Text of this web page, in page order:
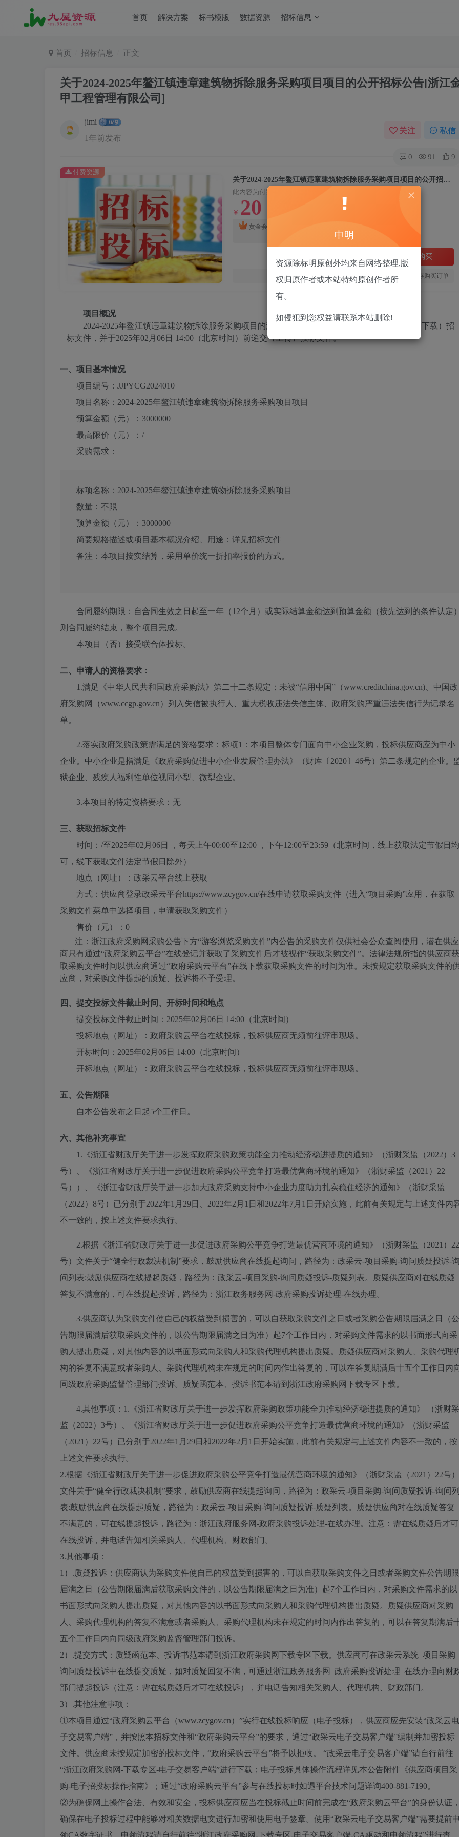
首页 解决方案 标书模版 数据资源 招标信息
首页 招标信息 正文
关于2024-2025年鳌江镇违章建筑物拆除服务采购项目项目的公开招标公告[浙江
甲工程管理有限公司]
jimi
1年前发布
关注 私信
0 91 9
关于2024-2025年鳌江镇违章建筑物拆除服务采购项目项目的公开招标公告[浙江金甲工程管理有限公司]
此内容为付费资源，请付费后查看
￥ 20
黄金会员
立即购买
您当前未登录！建议登陆后购买，可保存购买订单
付费资源
项目概况
2024-2025年鳌江镇违章建筑物拆除服务采购项目 的潜在投标人应在
获取（下载）招
标文件，并于2025年02月06日 14:00 （北京时间）前递交（上传）投标文件。
一、项目基本情况
项目编号： JJPYCG2024010
项目名称： 2024-2025年鳌江镇违章建筑物拆除服务采购项目项目
预算金额（元）： 3000000
最高限价（元）： /
采购需求：
标项名称： 2024-2025年鳌江镇违章建筑物拆除服务采购项目
数量： 不限
预算金额（元）： 3000000
简要规格描述或项目基本概况介绍、用途： 详见招标文件
备注：本项目按实结算，采用单价统一折扣率报价的方式。
合同履约期限：自合同生效之日起至一年（12个月）或实际结算金额达到预算金额（按先达到的条件认定）
则合同履约结束，整个项目完成。
本项目（否）接受联合体投标。
二、申请人的资格要求：
1.满足《中华人民共和国政府采购法》第二十二条规定；未被“信用中国”（www.creditchina.gov.cn)、中国政
府采购网（www.ccgp.gov.cn）列入失信被执行人、重大税收违法失信主体、政府采购严重违法失信行为记录名
单。
2.落实政府采购政策需满足的资格要求： 标项1：本项目整体专门面向中小企业采购，投标供应商应为中小
企业。中小企业是指满足《政府采购促进中小企业发展管理办法》（财库〔2020〕46号）第二条规定的企业。
狱企业、残疾人福利性单位视同小型、微型企业。
3.本项目的特定资格要求： 无
三、获取招标文件
时间： /至2025年02月06日 ，每天上午00:00至12:00 ，下午12:00至23:59 （北京时间，线上获取法定节假日均
可，线下获取文件法定节假日除外）
地点（网址）： 政采云平台线上获取
方式： 供应商登录政采云平台https://www.zcygov.cn/在线申请获取采购文件（进入“项目采购”应用，在获取
采购文件菜单中选择项目，申请获取采购文件）
售价（元）： 0
注：浙江政府采购网采购公告下方“游客浏览采购文件”内公告的采购文件仅供社会公众查阅使用，潜在供应
商只有通过“政府采购云平台”在线登记并获取了采购文件后才被视作“获取采购文件”。法律法规所指的供应商获
取采购文件时间以供应商通过“政府采购云平台”在线下载获取采购文件的时间为准。未按规定获取采购文件的
应商，对采购文件提起的质疑、投诉将不予受理。
四、提交投标文件截止时间、开标时间和地点
提交投标文件截止时间： 2025年02月06日 14:00 （北京时间）
投标地点（网址）：政府采购云平台在线投标，投标供应商无须前往评审现场。
开标时间： 2025年02月06日 14:00 （北京时间）
开标地点（网址）：政府采购云平台在线投标，投标供应商无须前往评审现场。
五、公告期限
自本公告发布之日起5个工作日。
六、其他补充事宜
1.《浙江省财政厅关于进一步发挥政府采购政策功能全力推动经济稳进提质的通知》（浙财采监（2022）3
号）、《浙江省财政厅关于进一步促进政府采购公平竞争打造最优营商环境的通知》（浙财采监（2021）22
号））、《浙江省财政厅关于进一步加大政府采购支持中小企业力度助力扎实稳住经济的通知》（浙财采监
（2022）8号）已分别于2022年1月29日、2022年2月1日和2022年7月1日开始实施，此前有关规定与上述文件内
不一致的，按上述文件要求执行。
2.根据《浙江省财政厅关于进一步促进政府采购公平竞争打造最优营商环境的通知》（浙财采监（2021）22
号）文件关于“健全行政裁决机制”要求，鼓励供应商在线提起询问，路径为：政采云-项目采购-询问质疑投诉-询
问列表:鼓励供应商在线提起质疑，路径为：政采云-项目采购-询问质疑投诉-质疑列表。质疑供应商对在线质疑
答复不满意的，可在线提起投诉，路径为：浙江政务服务网-政府采购投诉处理-在线办理。
3.供应商认为采购文件使自己的权益受到损害的，可以自获取采购文件之日或者采购公告期限届满之日（公
告期限届满后获取采购文件的，以公告期限届满之日为准）起7个工作日内，对采购文件需求的以书面形式向采
购人提出质疑，对其他内容的以书面形式向采购人和采购代理机构提出质疑。质疑供应商对采购人、采购代理
构的答复不满意或者采购人、采购代理机构未在规定的时间内作出答复的，可以在答复期满后十五个工作日内
同级政府采购监督管理部门投诉。质疑函范本、投诉书范本请到浙江政府采购网下载专区下载。
4.其他事项： 1.《浙江省财政厅关于进一步发挥政府采购政策功能全力推动经济稳进提质的通知》 （浙财采
监（2022）3号）、《浙江省财政厅关于进一步促进政府采购公平竞争打造最优营商环境的通知》（浙财采监
（2021）22号）已分别于2022年1月29日和2022年2月1日开始实施，此前有关规定与上述文件内容不一致的，按
上述文件要求执行。
2.根据《浙江省财政厅关于进一步促进政府采购公平竞争打造最优营商环境的通知》（浙财采监（2021）22号）
文件关于“健全行政裁决机制”要求，鼓励供应商在线提起询问，路径为：政采云-项目采购-询问质疑投诉-询问列
表:鼓励供应商在线提起质疑，路径为：政采云-项目采购-询问质疑投诉-质疑列表。质疑供应商对在线质疑答复
不满意的，可在线提起投诉，路径为：浙江政府服务网-政府采购投诉处理-在线办理。注意：需在线质疑后才可
在线投诉，并电话告知相关采购人、代理机构、财政部门。
3.其他事项：
1）.质疑投诉：供应商认为采购文件使自己的权益受到损害的，可以自获取采购文件之日或者采购文件公告期限
届满之日（公告期限届满后获取采购文件的，以公告期限届满之日为准）起7个工作日内，对采购文件需求的以
书面形式向采购人提出质疑，对其他内容的以书面形式向采购人和采购代理机构提出质疑。质疑供应商对采购
人、采购代理机构的答复不满意或者采购人、采购代理机构未在规定的时间内作出答复的，可以在答复期满后
五个工作日内向同级政府采购监督管理部门投诉。
2）.提交方式：质疑函范本、投诉书范本请到浙江政府采购网下载专区下载。供应商可在政采云系统–项目采购–
询问质疑投诉中在线提交质疑，如对质疑回复不满，可通过浙江政务服务网–政府采购投诉处理–在线办理向财
部门提起投诉（注意：需在线质疑后才可在线投诉），并电话告知相关采购人、代理机构、财政部门。
3）.其他注意事项：
①本项目通过“政府采购云平台（www.zcygov.cn）”实行在线投标响应（电子投标），供应商应先安装“政采云电
子交易客户端”，并按照本招标文件和“政府采购云平台”的要求，通过“政采云电子交易客户端”编制并加密投标
文件。供应商未按规定加密的投标文件，“政府采购云平台”将予以拒收。 “政采云电子交易客户端”请自行前往
“浙江政府采购网-下载专区-电子交易客户端”进行下载；电子投标具体操作流程详见本公告附件《供应商项目采
购-电子招投标操作指南》；通过“政府采购云平台”参与在线投标时如遇平台技术问题详询400-881-7190。
②为确保网上操作合法、有效和安全，投标供应商应当在投标截止时间前完成在“政府采购云平台”的身份认证，
确保在电子投标过程中能够对相关数据电文进行加密和使用电子签章。使用“政采云电子交易客户端”需要提前申
申明
资源除标明原创外均来自网络整理,版
权归原作者或本站特约原创作者所
有。
如侵犯到您权益请联系本站删除!